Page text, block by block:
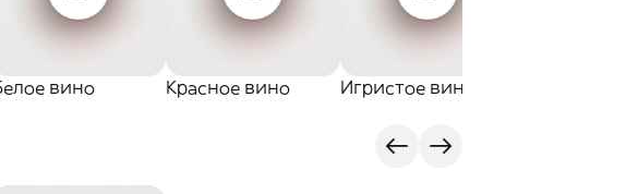
вино Красное вино Игристое вино